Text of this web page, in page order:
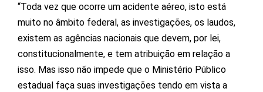
“Toda vez que ocorre um acidente aéreo, isto está
muito no âmbito federal, as investigações, os laudos,
existem as agências nacionais que devem, por lei,
constitucionalmente, e tem atribuição em relação a
isso. Mas isso não impede que o Ministério Público
estadual faça suas investigações tendo em vista a